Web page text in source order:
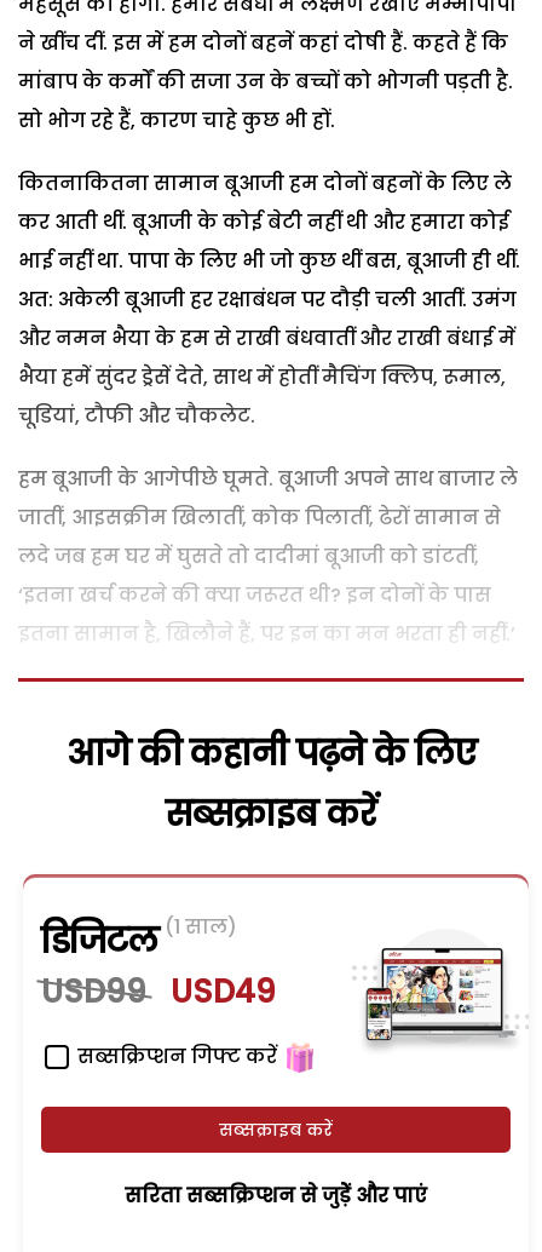
ने खींच दीं. इस में हम दोनों बहनें कहां दोषी हैं. कहते हैं कि
मांबाप के कर्मों की सजा उन के बच्चों को भोगनी पड़ती है.
सो भोग रहे हैं, कारण चाहे कुछ भी हों.
कितनाकितना सामान बूआजी हम दोनों बहनों के लिए ले
कर आती थीं. बूआजी के कोई बेटी नहीं थी और हमारा कोई
भाई नहीं था. पापा के लिए भी जो कुछ थीं बस, बूआजी ही थीं.
अत: अकेली बूआजी हर रक्षाबंधन पर दौड़ी चली आतीं. उमंग
और नमन भैया के हम से राखी बंधवातीं और राखी बंधाई में
भैया हमें सुंदर ड्रेसें देते, साथ में होतीं मैचिंग क्लिप, रूमाल,
चूडि़यां, टौफी और चौकलेट.
हम बूआजी के आगेपीछे घूमते. बूआजी अपने साथ बाजार ले
जातीं, आइसक्रीम खिलातीं, कोक पिलातीं, ढेरों सामान से
लदे जब हम घर में घुसते तो दादीमां बूआजी को डांटतीं,
‘इतना खर्च करने की क्या जरूरत थी? इन दोनों के पास
इतना सामान है, खिलौने हैं, पर इन का मन भरता ही नहीं.’
आगे की कहानी पढ़ने के लिए
सब्सक्राइब करें
डिजिटल (1 साल)
USD99 USD49
सब्सक्रिप्शन गिफ्ट करें
सब्सक्राइब करें
सरिता सब्सक्रिप्शन से जुड़ेें और पाएं